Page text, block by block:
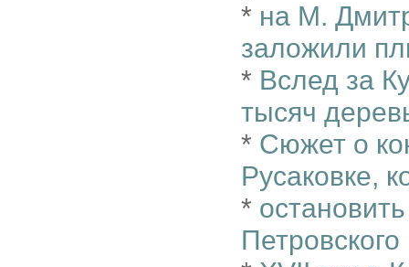
* на М.
заложили
* Вслед за
тысяч
* Сюжет о
Русаковке,
*